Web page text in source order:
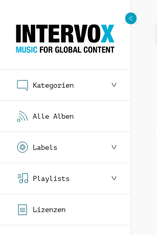
Kategorien
Alle Alben
Labels
Playlists
Lizenzen